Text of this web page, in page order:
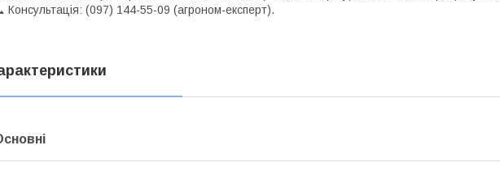
Консультація: (097) 144-55-09 (агроном-експерт).